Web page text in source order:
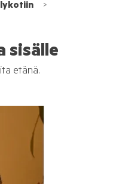
sisälle
etänä.